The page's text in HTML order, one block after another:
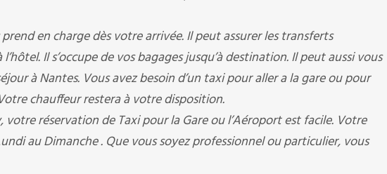
en charge dès votre arrivée. Il peut assurer les transferts
Il s’occupe de vos bagages jusqu’à destination. Il peut aussi vous
à Nantes. Vous avez besoin d’un taxi pour aller a la gare ou pour
chauffeur restera à votre disposition.
votre réservation de Taxi pour la Gare ou l’Aéroport est facile. Votre
au Dimanche . Que vous soyez professionnel ou particulier, vous